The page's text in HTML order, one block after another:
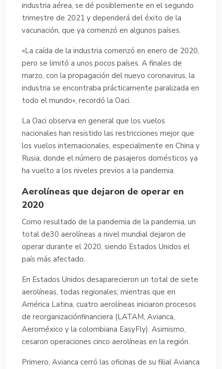
industria aérea, se dé posiblemente en el segundo
trimestre de 2021 y dependerá del éxito de la
vacunación, que ya comenzó en algunos países.
«La caída de la industria comenzó en enero de 2020,
pero se limitó a unos pocos países. A finales de
marzo, con la propagación del nuevo coronavirus, la
industria se encontraba prácticamente paralizada en
todo el mundo», recordó la Oaci.
La Oaci observa en general que los vuelos
nacionales han resistido las restricciones mejor que
los vuelos internacionales, especialmente en China y
Rusia, donde el número de pasajeros domésticos ya
ha vuelto a los niveles previos a la pandemia.
Aerolíneas que dejaron de operar en
2020
Como resultado de la pandemia de la pandemia, un
total de30 aerolíneas a nivel mundial dejaron de
operar durante el 2020, siendo Estados Unidos el
país más afectado.
En Estados Unidos desaparecieron un total de siete
aerolíneas, todas regionales; mientras que en
América Latina, cuatro aerolíneas iniciaron procesos
de reorganizaciónfinanciera (LATAM, Avianca,
Aeroméxico y la colombiana EasyFly). Asimismo,
cesaron operaciones cinco aerolíneas en la región.
Primero, Avianca cerró las oficinas de su filial Avianca